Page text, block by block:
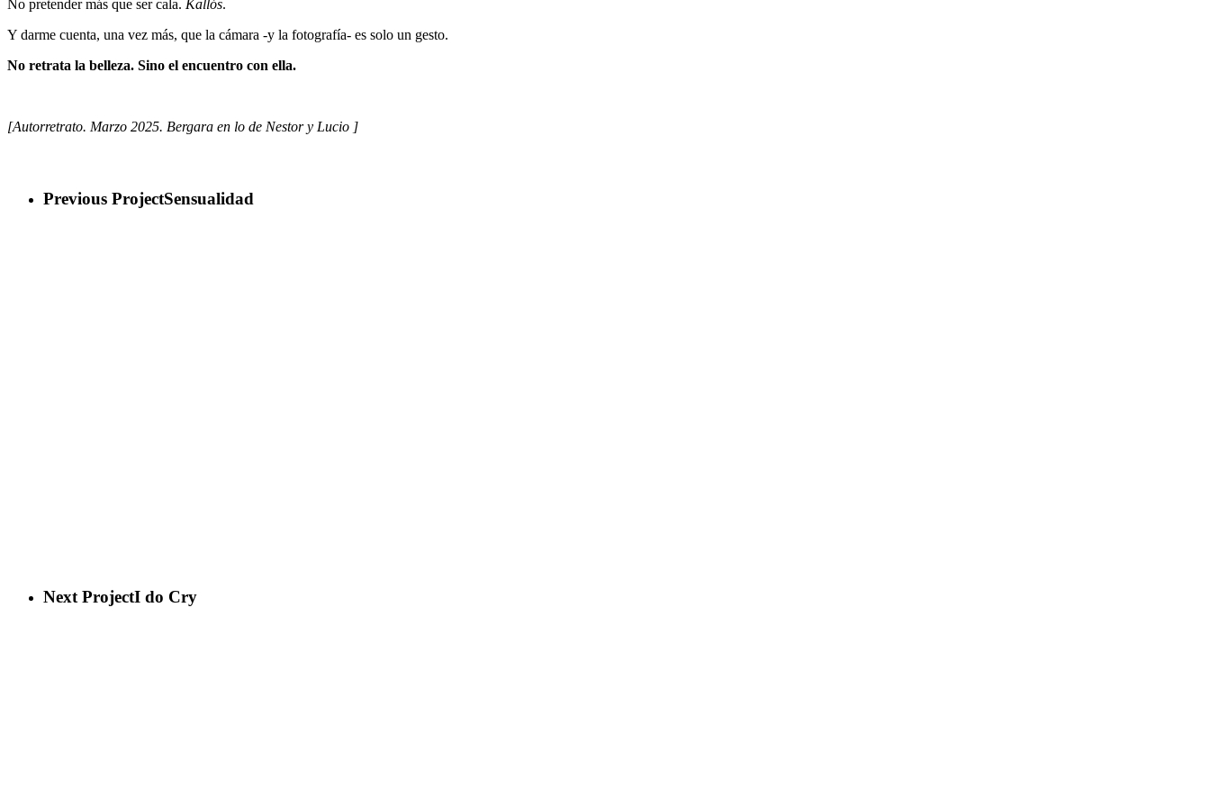
No pretender más que ser cala. Kallós.
Y darme cuenta, una vez más, que la cámara -y la fotografía- es solo un gesto.
No retrata la belleza. Sino el encuentro con ella.
[Autorretrato. Marzo 2025. Bergara en lo de Nestor y Lucio ]
Previous ProjectSensualidad
Next ProjectI do Cry